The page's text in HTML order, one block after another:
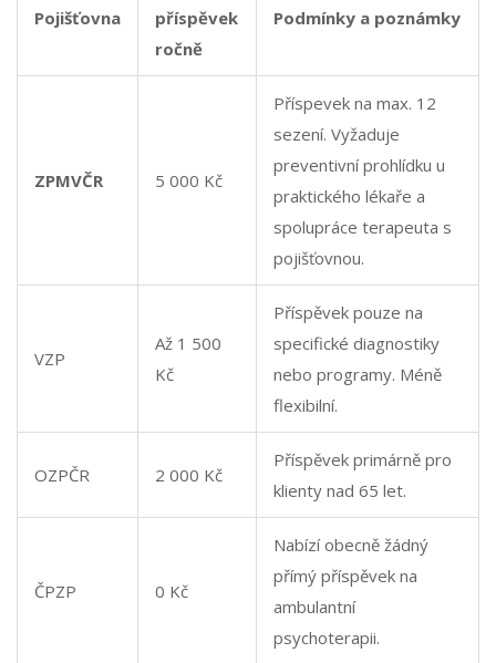
Pojišťovna
příspěvek
ročně
Podmínky a poznámky
ZPMVČR 5 000 Kč
Příspevek na max. 12
sezení. Vyžaduje
preventivní prohlídku u
praktického lékaře a
spolupráce terapeuta s
pojišťovnou.
VZP
Až 1 500
Kč
Příspěvek pouze na
specifické diagnostiky
nebo programy. Méně
flexibilní.
OZPČR 2 000 Kč
Příspěvek primárně pro
klienty nad 65 let.
ČPZP 0 Kč
Nabízí obecně žádný
přímý příspěvek na
ambulantní
psychoterapii.